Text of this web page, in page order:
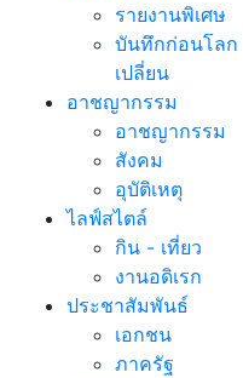
รายงานพิเศษ
บันทึกก่อนโลก
เปลี่ยน
อาชญากรรม
อาชญากรรม
สังคม
อุบัติเหตุ
ไลฟ์สไตล์
กิน - เที่ยว
งานอดิเรก
ประชาสัมพันธ์
เอกชน
ภาครัฐ